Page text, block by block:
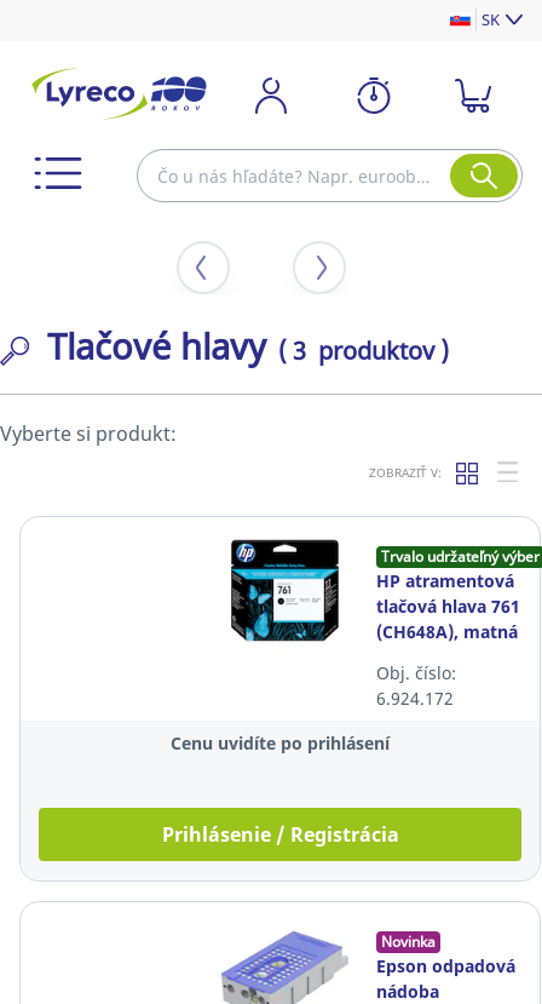
SK
Tlačové hlavy ( 3 produktov )
Vyberte si produkt:
ZOBRAZIŤ V:
Trvalo udržateľný výber
HP atramentová
tlačová hlava 761
(CH648A), matná
Obj. číslo:
6.924.172
Cenu uvidíte po prihlásení
Prihlásenie / Registrácia
Novinka
Epson odpadová
nádoba